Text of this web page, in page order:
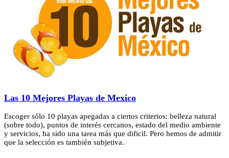
Las 10 Mejores Playas de Mexico
Escoger sólo 10 playas apegadas a ciertos criterios: belleza natural
(sobre todo), puntos de interés cercanos, estado del medio ambiente
y servicios, ha sido una tarea más que dificil. Pero hemos de admitir
que la selección es también subjetiva.